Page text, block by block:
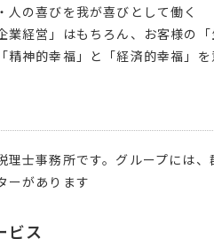
人の喜びを我が喜びとして働く
業経営」はもちろん、お客様の
精神的幸福」と「経済的幸福」を
理士事務所です。グループには
ーがあります
ビス